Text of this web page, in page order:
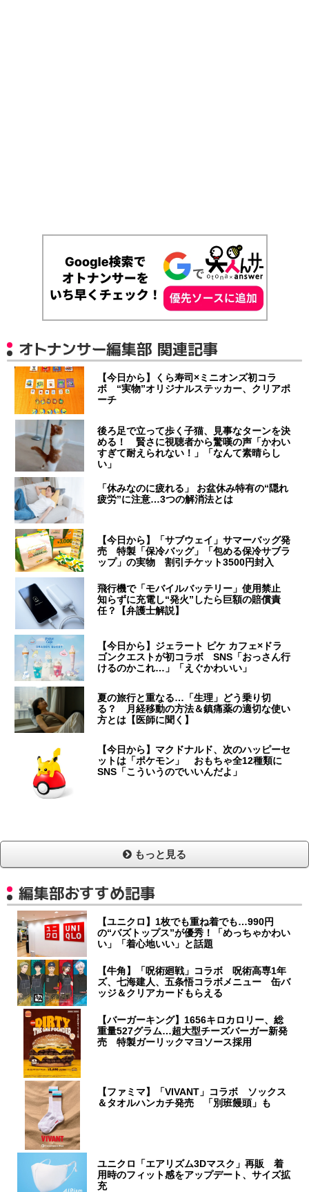
オトナンサー編集部 関連記事
【今日から】くら寿司×ミニオンズ初コラ
ボ “実物”オリジナルステッカー、クリアポ
ーチ
後ろ足で立って歩く子猫、見事なターンを決
める！ 賢さに視聴者から驚嘆の声「かわい
すぎて耐えられない！」「なんて素晴らし
い」
「休みなのに疲れる」 お盆休み特有の“隠れ
疲労”に注意…3つの解消法とは
【今日から】「サブウェイ」サマーバッグ発
売 特製「保冷バッグ」「包める保冷サブラ
ップ」の実物 割引チケット3500円封入
飛行機で「モバイルバッテリー」使用禁止
知らずに充電し“発火”したら巨額の賠償責
任？【弁護士解説】
【今日から】ジェラート ピケ カフェ×ドラ
ゴンクエストが初コラボ SNS「おっさん行
けるのかこれ…」「えぐかわいい」
夏の旅行と重なる…「生理」どう乗り切
る？ 月経移動の方法＆鎮痛薬の適切な使い
方とは【医師に聞く】
【今日から】マクドナルド、次のハッピーセ
ットは「ポケモン」 おもちゃ全12種類に
SNS「こういうのでいいんだよ」
もっと見る
編集部おすすめ記事
【ユニクロ】1枚でも重ね着でも…990円
の“バズトップス”が優秀！「めっちゃかわい
い」「着心地いい」と話題
【牛角】「呪術廻戦」コラボ 呪術高専1年
ズ、七海建人、五条悟コラボメニュー 缶バ
ッジ＆クリアカードもらえる
【バーガーキング】1656キロカロリー、総
重量527グラム…超大型チーズバーガー新発
売 特製ガーリックマヨソース採用
【ファミマ】「VIVANT」コラボ ソックス
＆タオルハンカチ発売 「別班饅頭」も
ユニクロ「エアリズム3Dマスク」再販 着
用時のフィット感をアップデート、サイズ拡
充